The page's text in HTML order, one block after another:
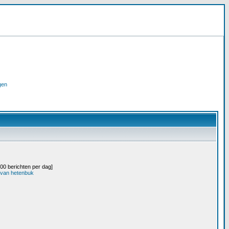
berichten per dag]
hetenbuk